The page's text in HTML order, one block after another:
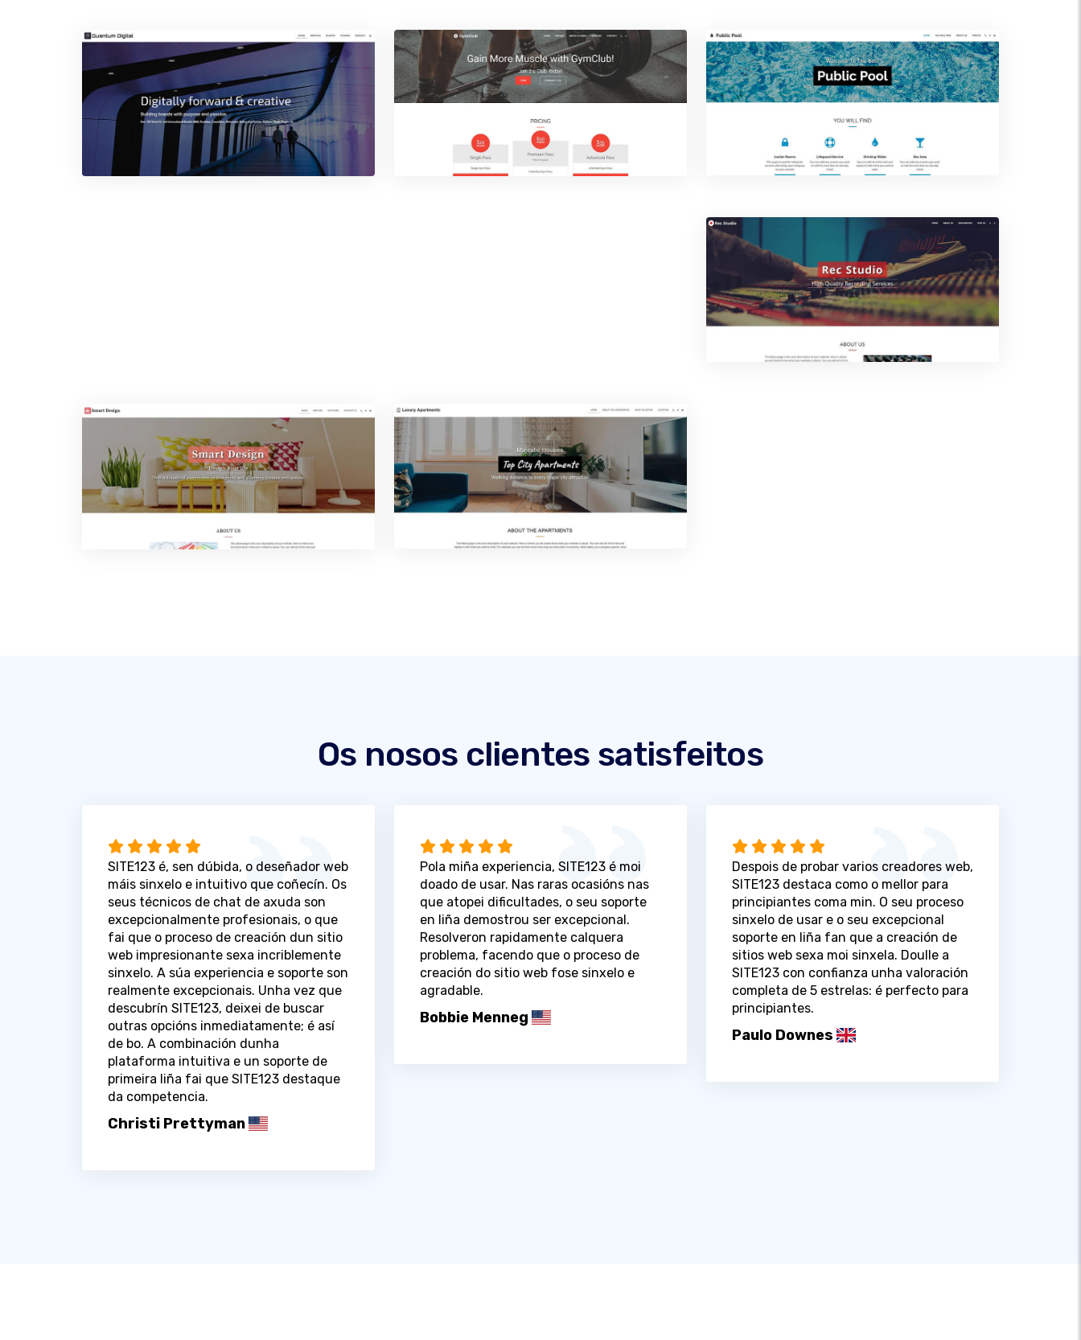
Os nosos clientes satisfeitos
SITE123 é, sen dúbida, o deseñador web
máis sinxelo e intuitivo que coñecín. Os
seus técnicos de chat de axuda son
excepcionalmente profesionais, o que
fai que o proceso de creación dun sitio
web impresionante sexa incriblemente
sinxelo. A súa experiencia e soporte son
realmente excepcionais. Unha vez que
descubrín SITE123, deixei de buscar
outras opcións inmediatamente; é así
de bo. A combinación dunha
plataforma intuitiva e un soporte de
primeira liña fai que SITE123 destaque
da competencia.
Christi Prettyman
Pola miña experiencia, SITE123 é moi
doado de usar. Nas raras ocasións nas
que atopei dificultades, o seu soporte
en liña demostrou ser excepcional.
Resolveron rapidamente calquera
problema, facendo que o proceso de
creación do sitio web fose sinxelo e
agradable.
Bobbie Menneg
Despois de probar varios creadores web,
SITE123 destaca como o mellor para
principiantes coma min. O seu proceso
sinxelo de usar e o seu excepcional
soporte en liña fan que a creación de
sitios web sexa moi sinxela. Doulle a
SITE123 con confianza unha valoración
completa de 5 estrelas: é perfecto para
principiantes.
Paulo Downes